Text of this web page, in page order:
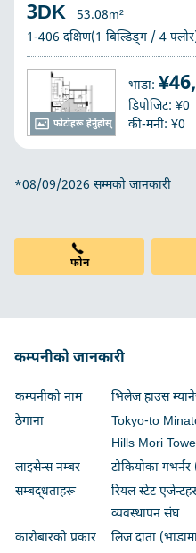
फोटोहरू हेर्नुहोस्
3DK
53.08m²
1-406 दक्षिण(1 बिल्डिङ्ग / 4
भाडा:
डिपोजिट: ¥0
की-मनी: ¥0
*08/09/2026 सम्मको जानकारी
फोन
कम्पनीको जानकारी
कम्पनीको नाम
भिलेज हाउस
ठेगाना
Tokyo-to
Hills Mori
लाइसेन्स नम्बर
टोकियोका
सम्बद्धताहरू
रियल स्टेट
व्यवस्थापन संघ
कारोबारको प्रकार
लिज दाता